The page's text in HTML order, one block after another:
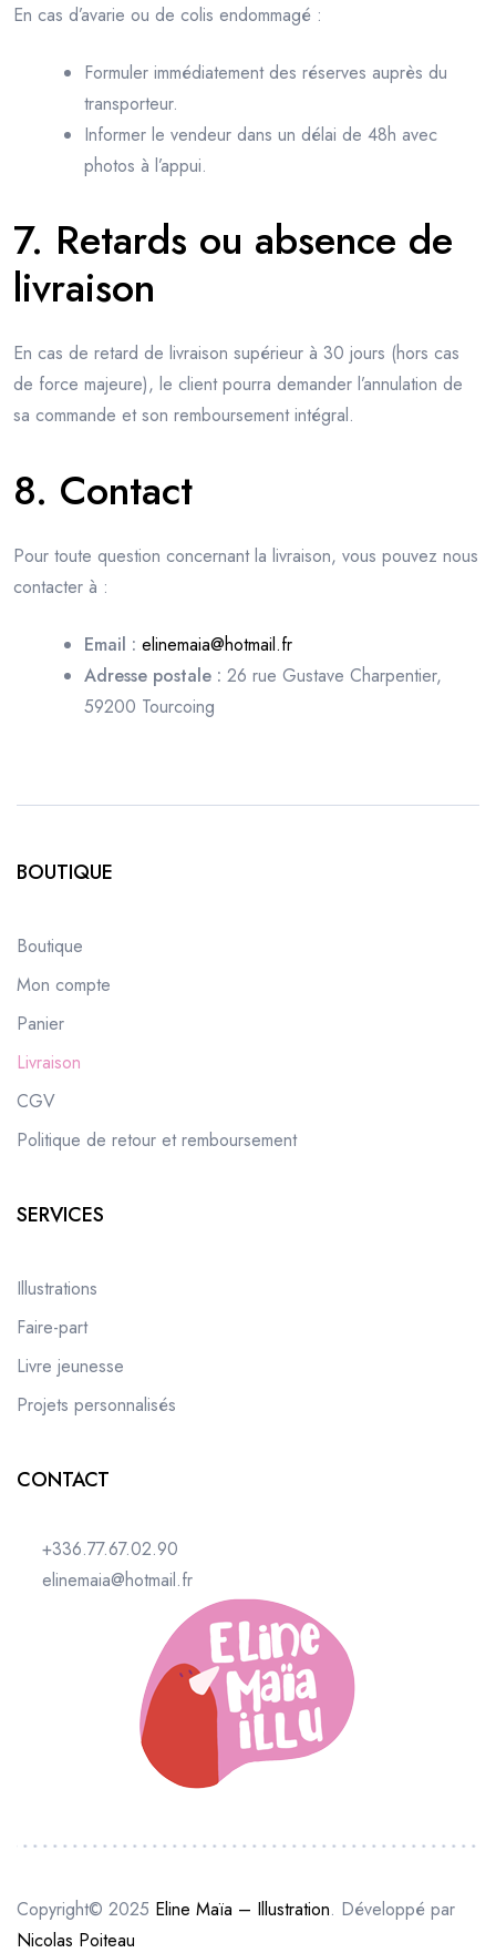
En cas d’avarie ou de colis endommagé :
Formuler immédiatement des réserves auprès du
transporteur.
Informer le vendeur dans un délai de 48h avec
photos à l’appui.
7. Retards ou absence de
livraison
En cas de retard de livraison supérieur à 30 jours (hors cas
de force majeure), le client pourra demander l’annulation de
sa commande et son remboursement intégral.
8. Contact
Pour toute question concernant la livraison, vous pouvez nous
contacter à :
Email : elinemaia@hotmail.fr
Adresse postale : 26 rue Gustave Charpentier,
59200 Tourcoing
BOUTIQUE
Boutique
Mon compte
Panier
Livraison
CGV
Politique de retour et remboursement
SERVICES
Illustrations
Faire-part
Livre jeunesse
Projets personnalisés
CONTACT
+336.77.67.02.90
elinemaia@hotmail.fr
Copyright© 2025 Eline Maïa – Illustration. Développé par
Nicolas Poiteau